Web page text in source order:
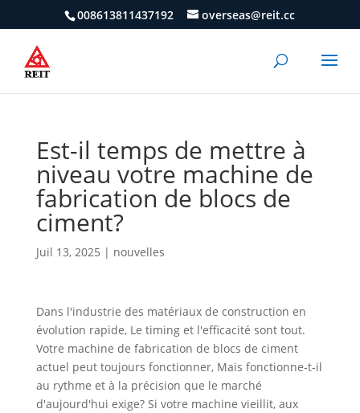
008613811437192 overseas@reit.cc
Est-il temps de mettre à
niveau votre machine de
fabrication de blocs de
ciment?
Juil 13, 2025 | nouvelles
Dans l'industrie des matériaux de construction en
évolution rapide, Le timing et l'efficacité sont tout.
Votre machine de fabrication de blocs de ciment
actuel peut toujours fonctionner, Mais fonctionne-t-il
au rythme et à la précision que le marché
d'aujourd'hui exige? Si votre machine vieillit, aux